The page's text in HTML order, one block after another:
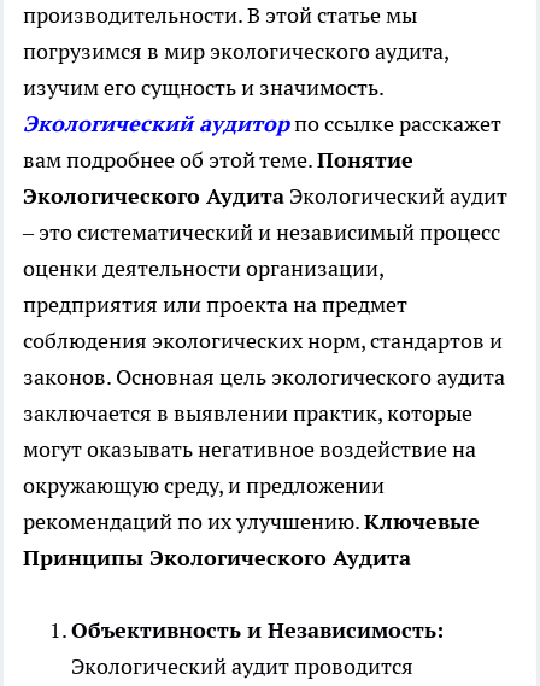
производительности. В этой статье мы
погрузимся в мир экологического аудита,
изучим его сущность и значимость.
Экологический аудиторпо ссылке расскажет
вам подробнее об этой теме.Понятие
Экологического Аудита Экологический аудит
– это систематический и независимый процесс
оценки деятельности организации,
предприятия или проекта на предмет
соблюдения экологических норм, стандартов и
законов. Основная цель экологического аудита
заключается в выявлении практик, которые
могут оказывать негативное воздействие на
окружающую среду, и предложении
рекомендаций по их улучшению.Ключевые
Принципы Экологического Аудита
Объективность и Независимость:
Экологический аудит проводится